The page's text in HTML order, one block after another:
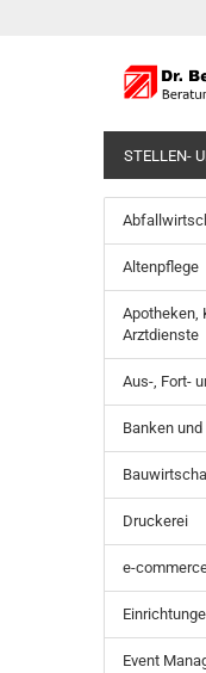
STELLEN-
Altenpflege
Apotheken,
Arztdienste
Aus-, Fort-
Banken
Druckerei
e-
Event